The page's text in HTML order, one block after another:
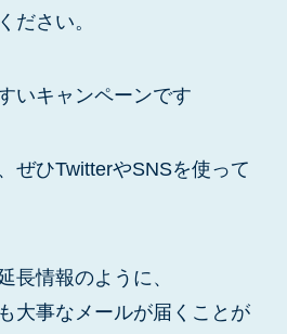
ださい。
いキャンペーンです
ぜひTwitterやSNSを使って
長情報のように、
大事なメールが届くことが